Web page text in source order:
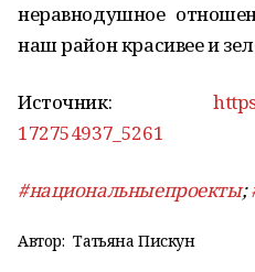
неравнодушное
наш район красивее и
Источник:
172754937_5261
#национальныепроекты;
Автор: Татьяна Пискун